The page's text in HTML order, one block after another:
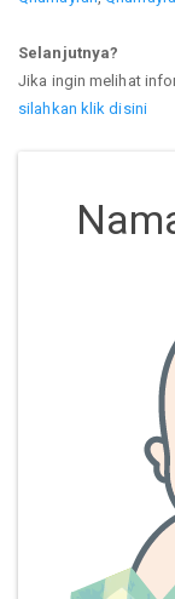
Selanjutnya?
Jika ingin melihat
silahkan klik disini